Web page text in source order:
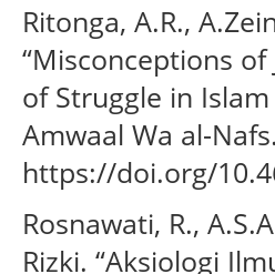
Ritonga, A.R.,
“Misconceptions
of Struggle in
Amwaal Wa al-
https://doi.org/
Rosnawati, R.,
Rizki. “Aksiologi